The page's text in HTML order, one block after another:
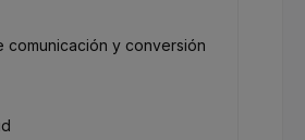
comunicación y conversión